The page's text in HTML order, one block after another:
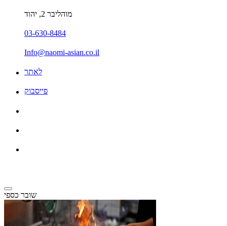
מוהליבר 2, יהוד
03-630-8484
Info@naomi-asian.co.il
לאתר
פייסבוק
שובר כספי